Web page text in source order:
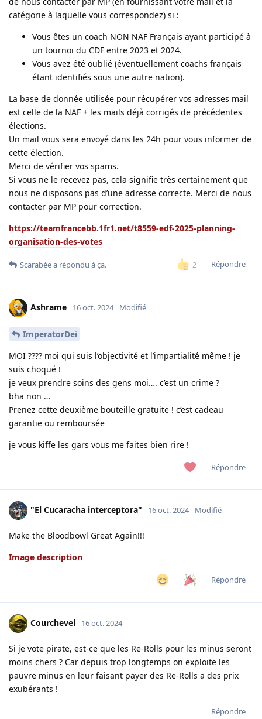
catégorie à laquelle vous correspondez) si :
Vous êtes un coach NON NAF Français ayant participé à
un tournoi du CDF entre 2023 et 2024.
Vous avez été oublié (éventuellement coachs français
étant identifiés sous une autre nation).
La base de donnée utilisée pour récupérer vos adresses mail
est celle de la NAF + les mails déjà corrigés de précédentes
élections.
Un mail vous sera envoyé dans les 24h pour vous informer de
cette élection.
Merci de vérifier vos spams.
Si vous ne le recevez pas, cela signifie très certainement que
nous ne disposons pas d’une adresse correcte. Merci de nous
contacter par MP pour correction.
https://teamfrancebb.1fr1.net/t8559-edf-2025-planning-
organisation-des-votes
2 Répondre
Scarabéea répondu à ça.
Ashrame 16 oct. 2024 Modifié
ImperatorDei
MOI ???? moi qui suis l’objectivité et l’impartialité même ! je
suis choqué !
je veux prendre soins des gens moi…. c’est un crime ?
bha non …
Prenez cette deuxième bouteille gratuite ! c’est cadeau
garantie ou remboursée
je vous kiffe les gars vous me faites bien rire !
Répondre
"El Cucaracha interceptora" 16 oct. 2024 Modifié
Make the Bloodbowl Great Again!!!
Image description
Répondre
Courchevel 16 oct. 2024
Si je vote pirate, est-ce que les Re-Rolls pour les minus seront
moins chers ? Car depuis trop longtemps on exploite les
pauvre minus en leur faisant payer des Re-Rolls a des prix
exubérants !
Répondre